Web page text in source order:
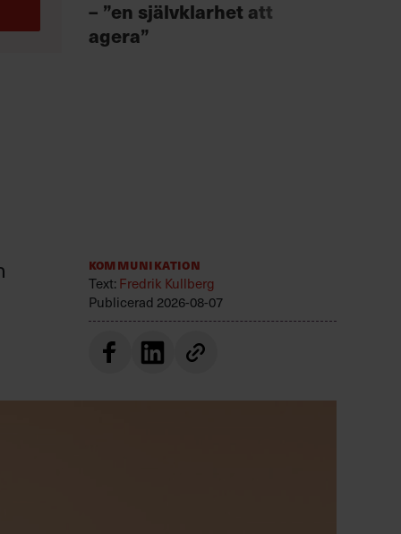
– ”en självklarhet att
agera”
Kommunikation
Text:Fredrik Kullberg
Publicerad 2026-08-07